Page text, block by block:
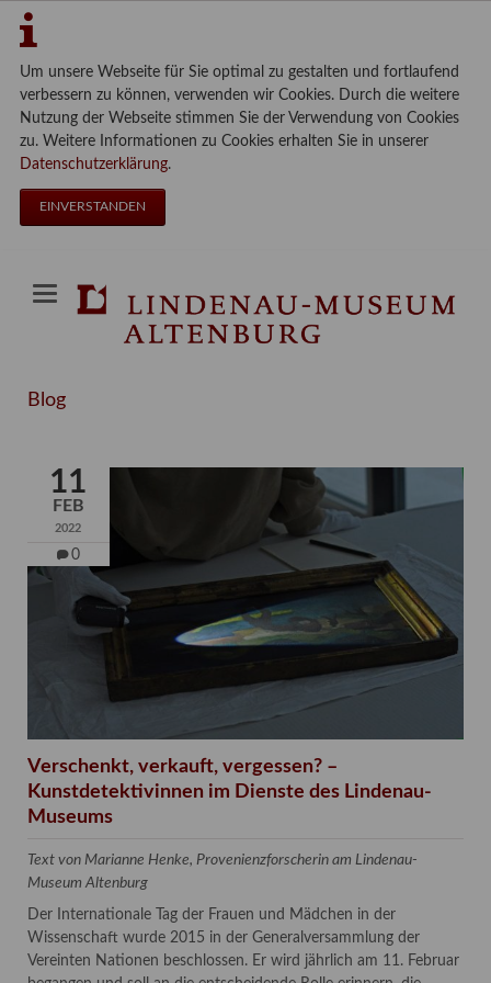
Um unsere Webseite für Sie optimal zu gestalten und fortlaufend
verbessern zu können, verwenden wir Cookies. Durch die weitere
Nutzung der Webseite stimmen Sie der Verwendung von Cookies
zu. Weitere Informationen zu Cookies erhalten Sie in unserer
Datenschutzerklärung.
EINVERSTANDEN
Blog
11
FEB
2022
0
Verschenkt, verkauft, vergessen? –
Kunstdetektivinnen im Dienste des Lindenau-
Museums
Text von Marianne Henke, Provenienzforscherin am Lindenau-
Museum Altenburg
Der Internationale Tag der Frauen und Mädchen in der
Wissenschaft wurde 2015 in der Generalversammlung der
Vereinten Nationen beschlossen. Er wird jährlich am 11. Februar